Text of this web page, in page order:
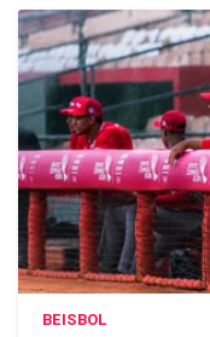
BEISBOL